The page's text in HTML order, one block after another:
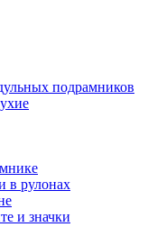
подрамников
в рулонах
и значки